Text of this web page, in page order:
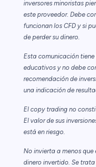
inversores minoristas
este proveedor. Debe
funcionan los CFD y si
de perder su dinero.
Esta comunicación
educativos y no debe
recomendación de
una indicación de
El copy trading no
El valor de sus
está en riesgo.
No invierta a menos
dinero invertido. Se